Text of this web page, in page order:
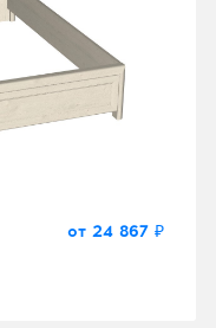
от 24 867 ₽